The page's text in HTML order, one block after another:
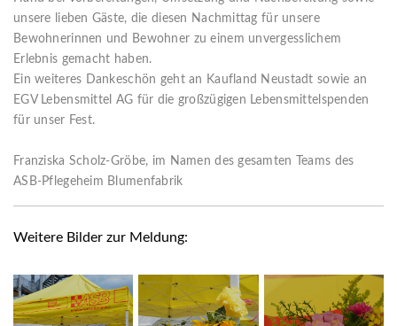
unsere lieben Gäste, die diesen Nachmittag für unsere
Bewohnerinnen und Bewohner zu einem unvergesslichem
Erlebnis gemacht haben.
Ein weiteres Dankeschön geht an Kaufland Neustadt sowie an
EGV Lebensmittel AG für die großzügigen Lebensmittelspenden
für unser Fest.
Franziska Scholz-Gröbe, im Namen des gesamten Teams des
ASB-Pflegeheim Blumenfabrik
Weitere Bilder zur Meldung: